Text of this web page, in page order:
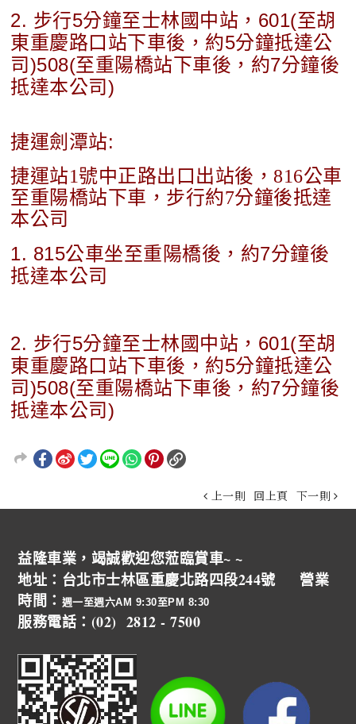
2. 步行5分鐘至士林國中站，601(至胡
東重慶路口站下車後，約5分鐘抵達公
司)508(至重陽橋站下車後，約7分鐘後
抵達本公司)
捷運劍潭站:
捷運站1號中正路出口出站後，816公車
至重陽橋站下車，步行約7分鐘後抵達
本公司
1. 815公車坐至重陽橋後，約7分鐘後
抵達本公司
2. 步行5分鐘至士林國中站，601(至胡
東重慶路口站下車後，約5分鐘抵達公
司)508(至重陽橋站下車後，約7分鐘後
抵達本公司)
上一則 回上頁 下一則
益隆車業，竭誠歡迎您蒞臨賞車~ ~
地址：台北市士林區重慶北路四段244號 營業
時間： 週一至週六AM 9:30至PM 8:30
服務電話：(02) 2812 - 7500